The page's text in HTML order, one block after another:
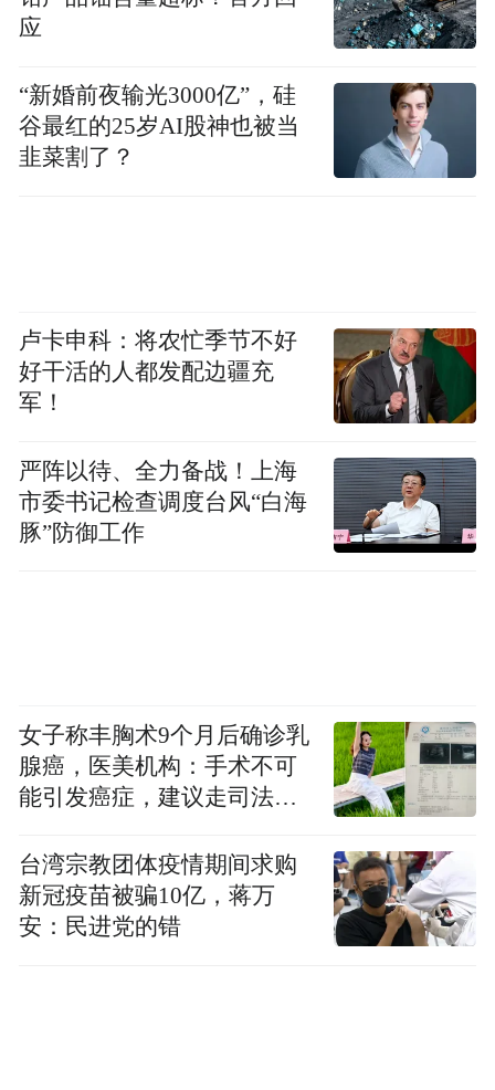
platform and merely provides information storage
space services.”
应
“新婚前夜输光3000亿”，硅
谷最红的25岁AI股神也被当
韭菜割了？
卢卡申科：将农忙季节不好
好干活的人都发配边疆充
军！
严阵以待、全力备战！上海
市委书记检查调度台风“白海
豚”防御工作
女子称丰胸术9个月后确诊乳
腺癌，医美机构：手术不可
能引发癌症，建议走司法途
台湾宗教团体疫情期间求购
新冠疫苗被骗10亿，蒋万
安：民进党的错